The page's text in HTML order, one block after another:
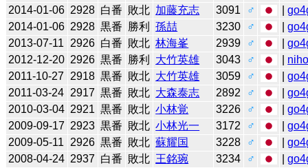
2014-01-06 2928 白番 敗北 加藤充志 3091 ♂ |
2014-01-06 2928 黒番 勝利 孫喆 3230 ♂ |
2013-07-11
2926 白番 敗北 林海峯 2939 ♂ |
2012-12-20 2926 黒番 勝利 大竹英雄 3043 ♂
2011-10-27
2918 黒番 敗北 大竹英雄 3059 ♂ |
2011-03-24 2917 黒番 敗北 大森泰志 2892 ♂ |
2010-03-04 2921 黒番 敗北 小林覚 3226 ♂ |
2009-09-17 2923 黒番 敗北 小林光一 3172 ♂ |
2009-05-11
2926 黒番 敗北 蘇耀国 3228 ♂ |
2008-04-24 2937 白番 敗北 王銘琬 3234 ♂ |